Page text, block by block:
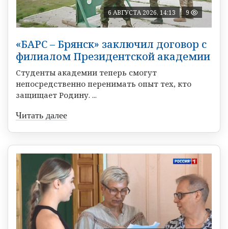
6 АВГУСТА 2026, 14:13 9
«БАРС – Брянск» заключил договор с
филиалом Президентской академии
Студенты академии теперь смогут
непосредственно перенимать опыт тех, кто
защищает Родину. ...
Читать далее